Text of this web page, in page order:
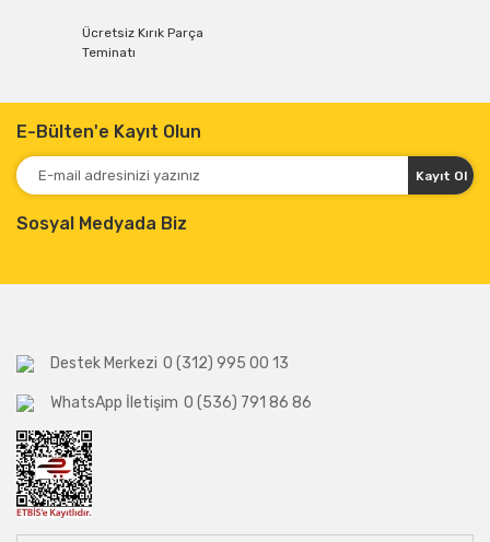
Ücretsiz Kırık Parça
Teminatı
E-Bülten'e Kayıt Olun
Kayıt Ol
Sosyal Medyada Biz
Destek Merkezi 0 (312) 995 00 13
WhatsApp İletişim 0 (536) 791 86 86